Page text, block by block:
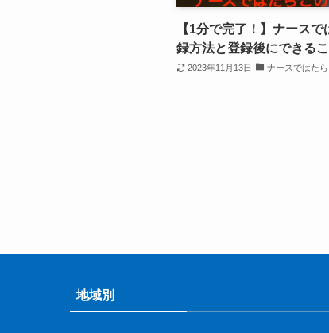
【1分で完了！】ナース
録方法と登録後にできる
2023年11月13日 ナースではたら
地域別